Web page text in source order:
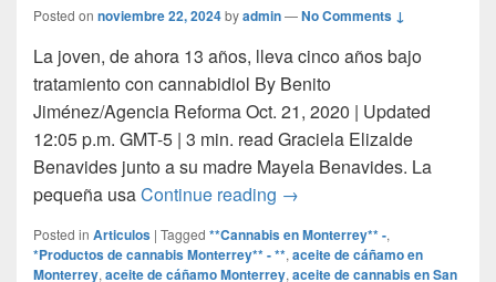
Posted on noviembre 22, 2024byadmin—No Comments ↓
La joven, de ahora 13 años, lleva cinco años bajo
tratamiento con cannabidiol By Benito
Jiménez/Agencia Reforma Oct. 21, 2020 | Updated
12:05 p.m. GMT-5 | 3 min. read Graciela Elizalde
Benavides junto a su madre Mayela Benavides. La
pequeña usaContinue reading Grace, la niña mexicana
→
Posted in Articulos | Tagged **Cannabis en Monterrey** -,
*Productos de cannabis Monterrey** - **, aceite de cáñamo en
Monterrey, aceite de cáñamo Monterrey, aceite de cannabis en San